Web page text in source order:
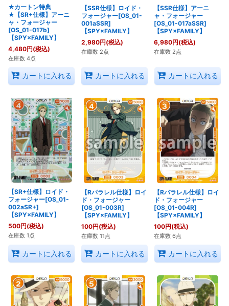
★カートン特典
★【SR+仕様】アーニ
ャ・フォージャー
[OS_01-017b]
【SPY×FAMILY】
4,480円(税込)
在庫数 4点
カートに入れる
【SSR仕様】ロイド・
フォージャー[OS_01-
001aSSR]
【SPY×FAMILY】
2,980円(税込)
在庫数 2点
カートに入れる
【SSR仕様】アーニ
ャ・フォージャー
[OS_01-017aSSR]
【SPY×FAMILY】
6,980円(税込)
在庫数 2点
カートに入れる
【SR+仕様】ロイド・
フォージャー[OS_01-
002aSR+]
【SPY×FAMILY】
500円(税込)
在庫数 1点
カートに入れる
【Rパラレル仕様】ロイ
ド・フォージャー
[OS_01-003R]
【SPY×FAMILY】
100円(税込)
在庫数 11点
カートに入れる
【Rパラレル仕様】ロイ
ド・フォージャー
[OS_01-004R]
【SPY×FAMILY】
100円(税込)
在庫数 6点
カートに入れる